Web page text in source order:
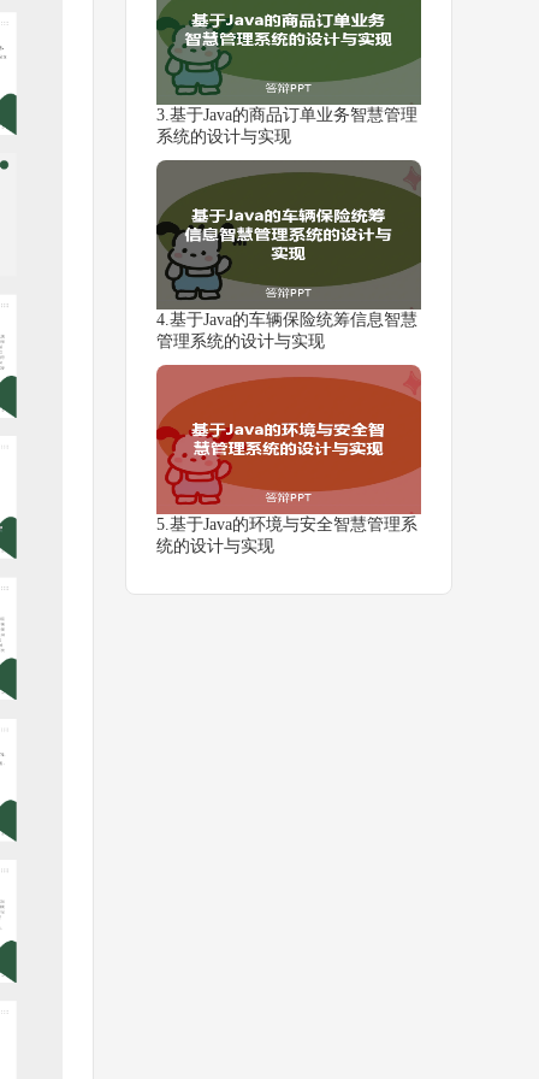
3.基于Java的商品订单业务智慧管理
系统的设计与实现
4.基于Java的车辆保险统筹信息智慧
管理系统的设计与实现
5.基于Java的环境与安全智慧管理系
统的设计与实现